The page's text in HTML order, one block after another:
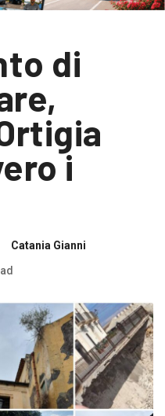
di
i
Catania Gianni